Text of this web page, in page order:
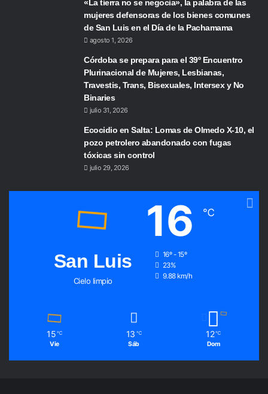
«La tierra no se negocia», la palabra de las
mujeres defensoras de los bienes comunes
de San Luis en el Día de la Pachamama
agosto 1, 2026
Córdoba se prepara para el 39º Encuentro
Plurinacional de Mujeres, Lesbianas,
Travestis, Trans, Bisexuales, Intersex y No
Binaries
julio 31, 2026
Ecocidio en Salta: Lomas de Olmedo X-10, el
pozo petrolero abandonado con fugas
tóxicas sin control
julio 29, 2026
San Luis
Cielo limpio
16 ℃
16º - 15º
23%
9.88 km/h
15 ℃
Vie
13 ℃
Sáb
12 ℃
Dom